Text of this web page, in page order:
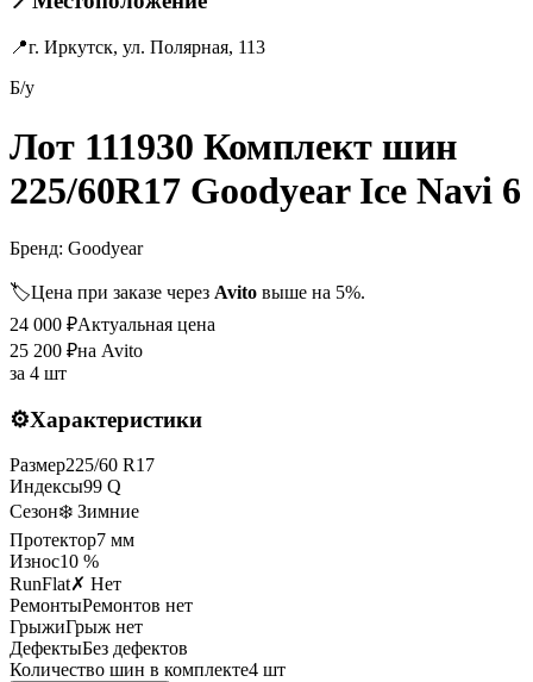
📍г. Иркутск, ул. Полярная, 113
Б/у
Лот 111930 Комплект шин
225/60R17 Goodyear Ice Navi 6
Бренд: Goodyear
🏷️Цена при заказе через Avito выше на 5%.
24 000 ₽Актуальная цена
25 200 ₽на Avito
за 4 шт
⚙️Характеристики
Размер225/60 R17
Индексы99 Q
Сезон❄️ Зимние
Протектор7 мм
Износ10 %
RunFlat✗ Нет
РемонтыРемонтов нет
ГрыжиГрыж нет
ДефектыБез дефектов
Количество шин в комплекте4 шт